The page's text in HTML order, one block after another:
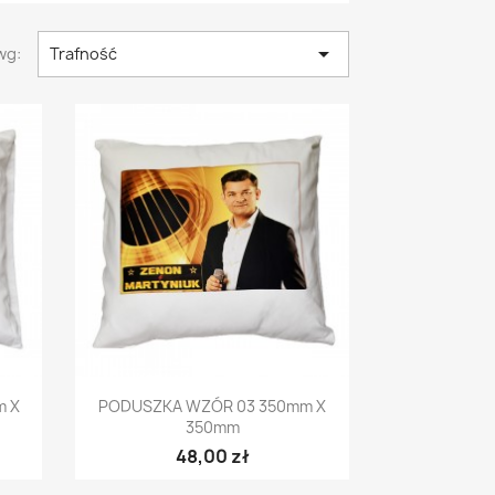
Trafność 
X
Szybki podgląd
PODUSZKA WZÓR 03 350mm X
350mm
48,00 zł